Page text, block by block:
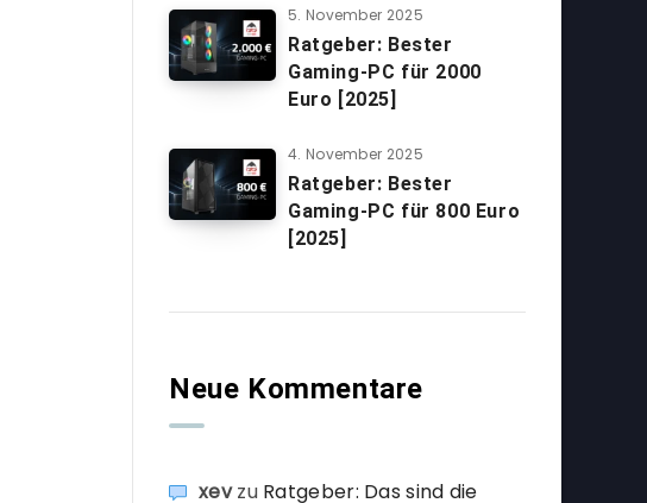
5. November 2025
Ratgeber: Bester
Gaming-PC für 2000
Euro [2025]
4. November 2025
Ratgeber: Bester
Gaming-PC für 800 Euro
[2025]
Neue Kommentare
xevzu Ratgeber: Das sind die